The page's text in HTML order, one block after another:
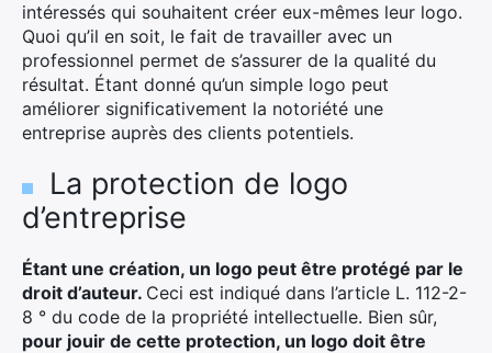
intéressés qui souhaitent créer eux-mêmes leur logo.
Quoi qu’il en soit, le fait de travailler avec un
professionnel permet de s’assurer de la qualité du
résultat. Étant donné qu’un simple logo peut
améliorer significativement la notoriété une
entreprise auprès des clients potentiels.
La protection de logo
d’entreprise
Étant une création, un logo peut être protégé par le
droit d’auteur. Ceci est indiqué dans l’article L. 112-2-
8 ° du code de la propriété intellectuelle. Bien sûr,
pour jouir de cette protection, un logo doit être